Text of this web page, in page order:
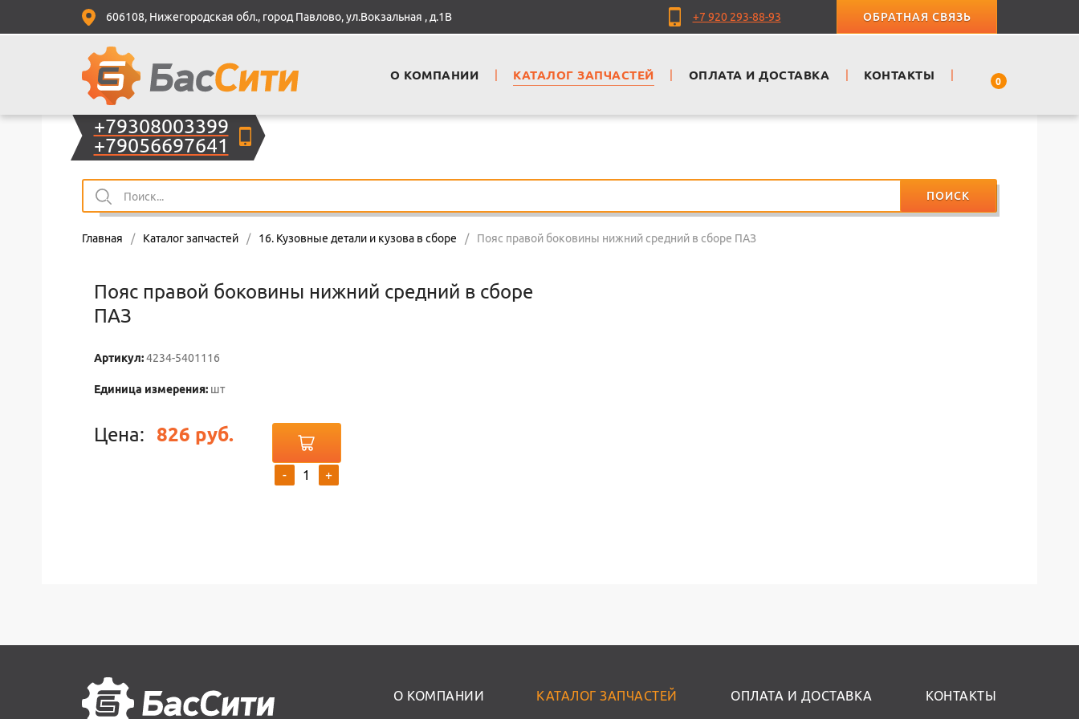
+79308003399
+79056697641
ПОИСК
Главная / Каталог запчастей / 16. Кузовные детали и кузова в сборе / Пояс правой боковины нижний средний в сборе ПАЗ
Пояс правой боковины нижний средний в сборе
ПАЗ
Артикул:4234-5401116
Единица измерения: шт
Цена: 826 руб.
- +
О КОМПАНИИ КАТАЛОГ ЗАПЧАСТЕЙ ОПЛАТА И ДОСТАВКА КОНТАКТЫ
606108, Нижегородская обл., город Павлово, ул.Вокзальная , д.1В +7 920 293-88-93 ОБРАТНАЯ СВЯЗЬ
О КОМПАНИИ КАТАЛОГ ЗАПЧАСТЕЙ ОПЛАТА И ДОСТАВКА КОНТАКТЫ 0